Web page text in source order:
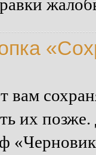
вам
их